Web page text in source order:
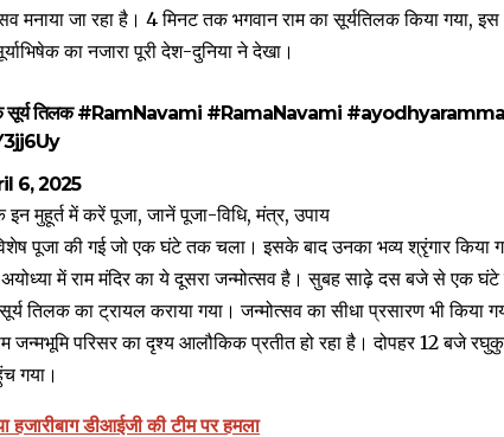
मनाया जा रहा है। 4 मिनट तक भगवान राम का सूर्यतिलक किया गया,
का नजारा पूरी देश-दुनिया ने देखा।
सूर्य तिलक#RamNavami #RamaNavami
6, 2025
मुहूर्त में करें पूजा, जानें पूजा-विधि, मंत्र, उपाय
पूजा की गई जो एक घंटे तक चला। इसके बाद उनका भव्य श्रृंगार किया
में राम मंदिर का ये दूसरा जन्मोत्सव है। सुबह साढ़े दस बजे से एक
तिलक का ट्रायल कराया गया। जन्मोत्सव का सीधा प्रसारण भी किया
जन्मभूमि परिसर का दृश्य आलौकिक प्रतीत हो रहा है। दोपहर 12 बजे
गया।
हजारीबाग डीआईजी की टीम पर हमला